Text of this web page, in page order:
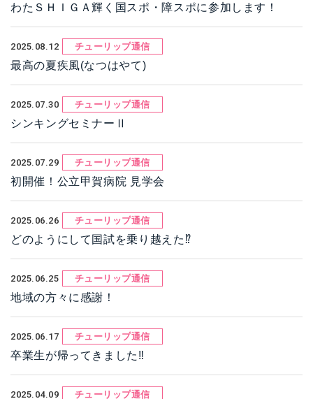
わたＳＨＩＧＡ輝く国スポ・障スポに参加します！
2025.08.12 チューリップ通信
最高の夏疾風(なつはやて)
2025.07.30 チューリップ通信
シンキングセミナーⅡ
2025.07.29 チューリップ通信
初開催！公立甲賀病院 見学会
2025.06.26 チューリップ通信
どのようにして国試を乗り越えた⁉
2025.06.25 チューリップ通信
地域の方々に感謝！
2025.06.17 チューリップ通信
卒業生が帰ってきました‼
2025.04.09 チューリップ通信